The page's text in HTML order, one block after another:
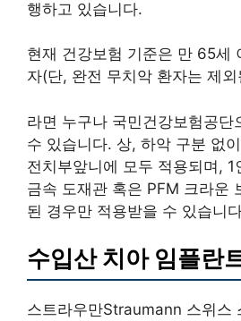
행하고 있습니다.
현재 건강보험 기준은 만 65세
자(단, 완전 무치악 환자는 제
라면 누구나 국민건강보험공단
수 있습니다. 상, 하악 구분 없
전치부앞니에 모두 적용되며, 1
금속 도재관 혹은 PFM 크라운
된 경우만 적용받을 수 있습니
수입산 치아 임플란
스트라우만Straumann 스위스